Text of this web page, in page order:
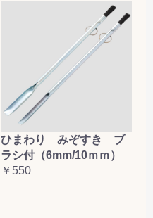
ひまわり みぞすき ブ
ラシ付（6mm/10ｍｍ）
￥550